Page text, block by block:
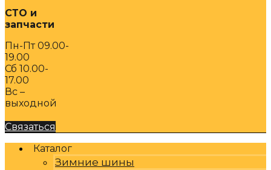
СТО и
запчасти
Пн-Пт 09.00-
19.00
Сб 10.00-
17.00
Вс –
выходной
Связаться
Каталог
Зимние шины